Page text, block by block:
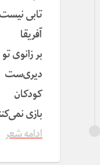
تابی نیست
آفریقا
بر زانوی تو
دیری‌ست
کودکان
بازی
ادامه شعر